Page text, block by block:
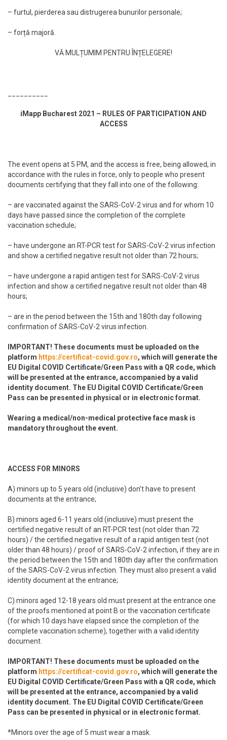
– furtul, pierderea sau distrugerea bunurilor personale;
– forță majoră.
VĂ MULȚUMIM PENTRU ÎNȚELEGERE!
iMapp Bucharest 2021 – RULES OF PARTICIPATION AND
ACCESS
The event opens at 5 PM, and the access is free, being allowed, in
accordance with the rules in force, only to people who present
documents certifying that they fall into one of the following:
– are vaccinated against the SARS-CoV-2 virus and for whom 10
days have passed since the completion of the complete
vaccination schedule;
– have undergone an RT-PCR test for SARS-CoV-2 virus infection
and show a certified negative result not older than 72 hours;
– have undergone a rapid antigen test for SARS-CoV-2 virus
infection and show a certified negative result not older than 48
hours;
– are in the period between the 15th and 180th day following
confirmation of SARS-CoV-2 virus infection.
IMPORTANT! These documents must be uploaded on the
platform https://certificat-covid.gov.ro, which will generate the
EU Digital COVID Certificate/Green Pass with a QR code, which
will be presented at the entrance, accompanied by a valid
identity document. The EU Digital COVID Certificate/Green
Pass can be presented in physical or in electronic format.
Wearing a medical/non-medical protective face mask is
mandatory throughout the event.
ACCESS FOR MINORS
A) minors up to 5 years old (inclusive) don’t have to present
documents at the entrance;
B) minors aged 6-11 years old (inclusive) must present the
certified negative result of an RT-PCR test (not older than 72
hours) / the certified negative result of a rapid antigen test (not
older than 48 hours) / proof of SARS-CoV-2 infection, if they are in
the period between the 15th and 180th day after the confirmation
of the SARS-CoV-2 virus infection. They must also present a valid
identity document at the entrance;
C) minors aged 12-18 years old must present at the entrance one
of the proofs mentioned at point B or the vaccination certificate
(for which 10 days have elapsed since the completion of the
complete vaccination scheme), together with a valid identity
document.
IMPORTANT! These documents must be uploaded on the
platform https://certificat-covid.gov.ro, which will generate the
EU Digital COVID Certificate/Green Pass with a QR code, which
will be presented at the entrance, accompanied by a valid
identity document. The EU Digital COVID Certificate/Green
Pass can be presented in physical or in electronic format.
*Minors over the age of 5 must wear a mask.